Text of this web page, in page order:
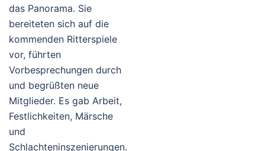
das Panorama. Sie
bereiteten sich auf die
kommenden Ritterspiele
vor, führten
Vorbesprechungen durch
und begrüßten neue
Mitglieder. Es gab Arbeit,
Festlichkeiten, Märsche
und
Schlachteninszenierungen.